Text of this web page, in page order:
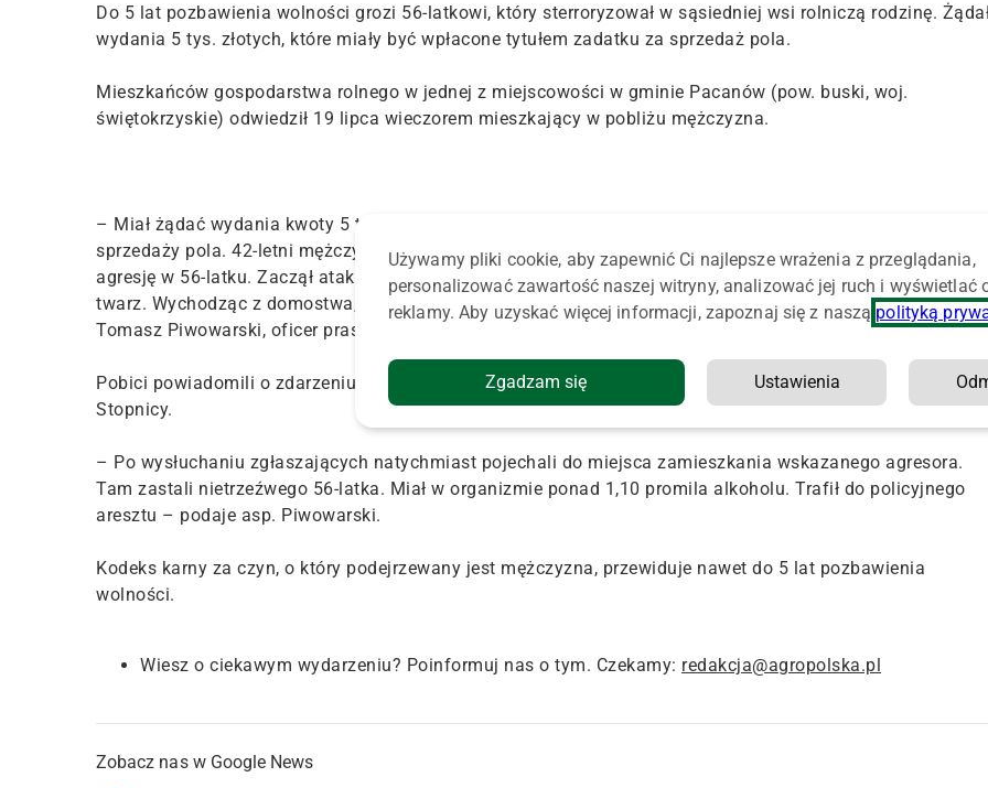
Do 5 lat pozbawienia wolności grozi 56-latkowi, który sterroryzował w sąsiedniej wsi rolniczą rodzinę.
wydania 5 tys. złotych, które miały być wpłacone tytułem zadatku za sprzedaż pola.
Mieszkańców gospodarstwa rolnego w jednej z miejscowości w gminie Pacanów (pow. buski, woj.
świętokrzyskie) odwiedził 19 lipca wieczorem mieszkający w pobliżu mężczyzna.
– Miał żądać wydania kwoty 5 tys. złotych, które miały być wpłacone tytułem zaliczki za transakcję kupna-
sprzedaży pola. 42-letni mężczyzna oraz jego 73-letnia matka odmówili zwrotu pieniędzy, co wzbudziło
agresję w 56-latku. Zaczął atakować domowników, grozić im, kopał mężczyznę, a jego matkę uderzył w
twarz. Wychodząc z domostwa, zabrał ze sobą telefon należący do seniorki – opisuje przebieg zdarzeń
Tomasz Piwowarski, oficer prasowy Komendy Powiatowej Policji w Busku-Zdroju.
Pobici powiadomili o zdarzeniu stróżów prawa i na miejsce udali się funkcjonariusze z Komisariatu Policji
Stopnicy.
– Po wysłuchaniu zgłaszających natychmiast pojechali do miejsca zamieszkania wskazanego agresora.
Tam zastali nietrzeźwego 56-latka. Miał w organizmie ponad 1,10 promila alkoholu. Trafił do policyjnego
aresztu – podaje asp. Piwowarski.
Kodeks karny za czyn, o który podejrzewany jest mężczyzna, przewiduje nawet do 5 lat pozbawienia
wolności.
Wiesz o ciekawym wydarzeniu? Poinformuj nas o tym. Czekamy: redakcja@agropolska.pl
Zobacz nas w Google News
Używamy pliki cookie, aby zapewnić Ci najlepsze wrażenia z przeglądania,
personalizować zawartość naszej witryny, analizować jej ruch i wyświetlać
reklamy. Aby uzyskać więcej informacji, zapoznaj się z naszą polityką
Zgadzam się Ustawienia